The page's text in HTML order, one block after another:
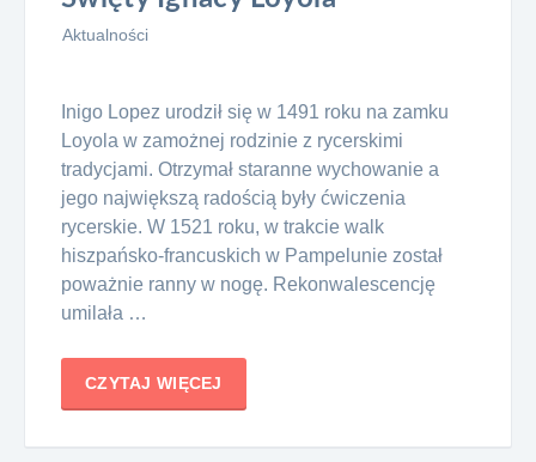
Aktualności
Inigo Lopez urodził się w 1491 roku na zamku
Loyola w zamożnej rodzinie z rycerskimi
tradycjami. Otrzymał staranne wychowanie a
jego największą radością były ćwiczenia
rycerskie. W 1521 roku, w trakcie walk
hiszpańsko-francuskich w Pampelunie został
poważnie ranny w nogę. Rekonwalescencję
umilała …
CZYTAJ WIĘCEJ